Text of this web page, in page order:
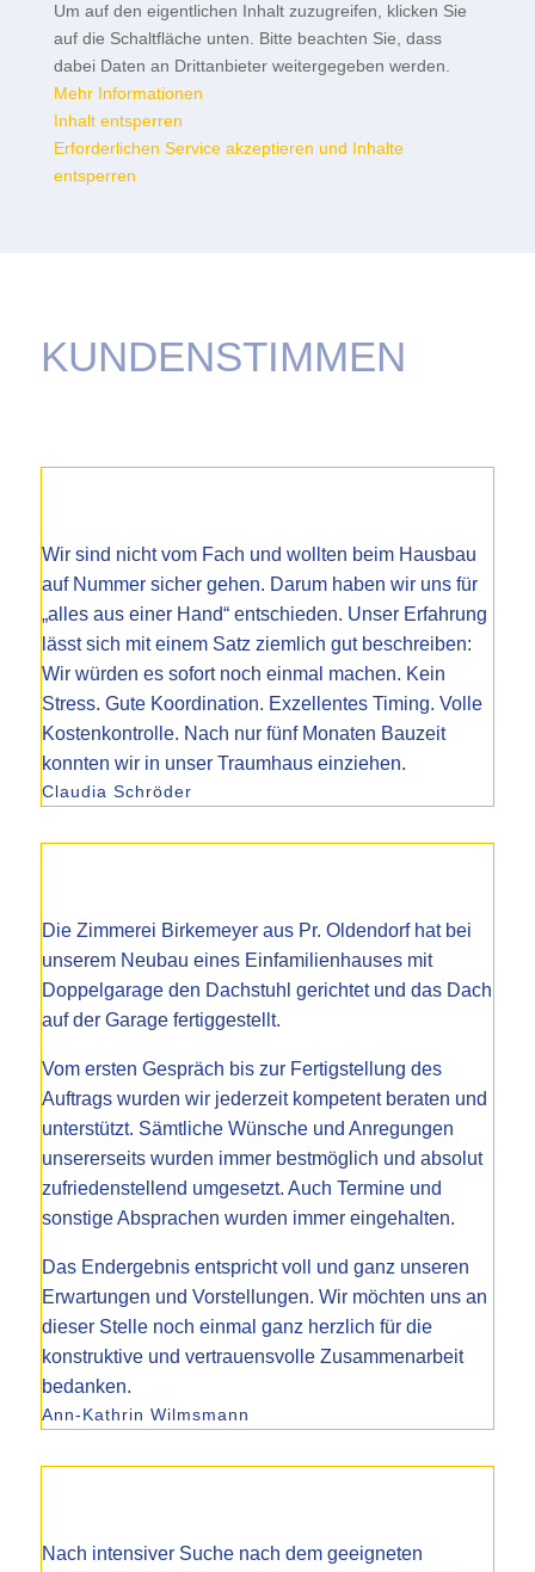
Um auf den eigentlichen Inhalt zuzugreifen, klicken Sie
auf die Schaltfläche unten. Bitte beachten Sie, dass
dabei Daten an Drittanbieter weitergegeben werden.
Mehr Informationen
Inhalt entsperren
Erforderlichen Service akzeptieren und Inhalte
entsperren
KUNDENSTIMMEN
Wir sind nicht vom Fach und wollten beim Hausbau
auf Nummer sicher gehen. Darum haben wir uns für
„alles aus einer Hand“ entschieden. Unser Erfahrung
lässt sich mit einem Satz ziemlich gut beschreiben:
Wir würden es sofort noch einmal machen. Kein
Stress. Gute Koordination. Exzellentes Timing. Volle
Kostenkontrolle. Nach nur fünf Monaten Bauzeit
konnten wir in unser Traumhaus einziehen.
Claudia Schröder
Die Zimmerei Birkemeyer aus Pr. Oldendorf hat bei
unserem Neubau eines Einfamilienhauses mit
Doppelgarage den Dachstuhl gerichtet und das Dach
auf der Garage fertiggestellt.
Vom ersten Gespräch bis zur Fertigstellung des
Auftrags wurden wir jederzeit kompetent beraten und
unterstützt. Sämtliche Wünsche und Anregungen
unsererseits wurden immer bestmöglich und absolut
zufriedenstellend umgesetzt. Auch Termine und
sonstige Absprachen wurden immer eingehalten.
Das Endergebnis entspricht voll und ganz unseren
Erwartungen und Vorstellungen. Wir möchten uns an
dieser Stelle noch einmal ganz herzlich für die
konstruktive und vertrauensvolle Zusammenarbeit
bedanken.
Ann-Kathrin Wilmsmann
Nach intensiver Suche nach dem geeigneten